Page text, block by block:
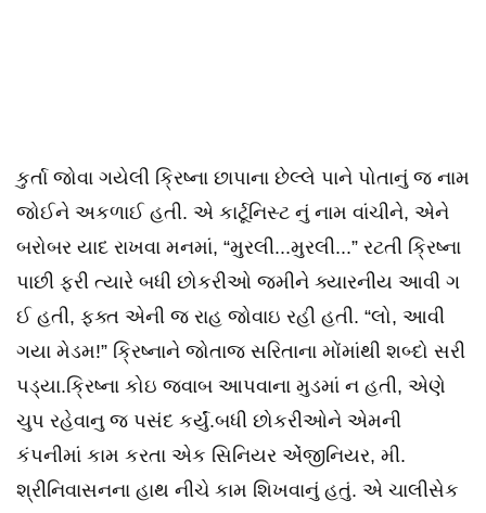
કુર્તા જોવા ગયેલી ક્રિષ્ના છાપાના છેલ્લે પાને પોતાનું જ નામ
જોઈને અકળાઈ હતી. એ કાર્ટૂનિસ્ટ નું નામ વાંચીને, એને
બરોબર યાદ રાખવા મનમાં, “મુરલી...મુરલી...” રટતી ક્રિષ્ના
પાછી ફરી ત્યારે બધી છોકરીઓ જમીને ક્યારનીય આવી ગ​
ઈ હતી, ફક્ત એની જ રાહ જોવાઇ રહી હતી. “લો, આવી
ગયા મેડમ!” ક્રિષ્નાને જોતાજ સરિતાના મોંમાંથી શબ્દો સરી
પડ્યા.ક્રિષ્ના કોઇ જ​વાબ આપ​વાના મુડમાં ન હતી, એણે
ચુપ રહેવાનુ જ પસંદ કર્યું.બધી છોકરીઓને એમની
કંપનીમાં કામ કરતા એક સિનિયર એંજીનિયર, મી.
શ્રીનિવાસનના હાથ નીચે કામ શિખવાનું હતું. એ ચાલીસેક